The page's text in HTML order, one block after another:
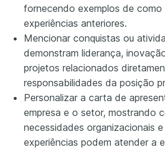
fornecendo exemplos de como
experiências anteriores.
Mencionar conquistas ou
demonstram liderança,
projetos relacionados
responsabilidades da posição
Personalizar a carta de
empresa e o setor, mostrando
necessidades organizacionais
experiências podem atender a